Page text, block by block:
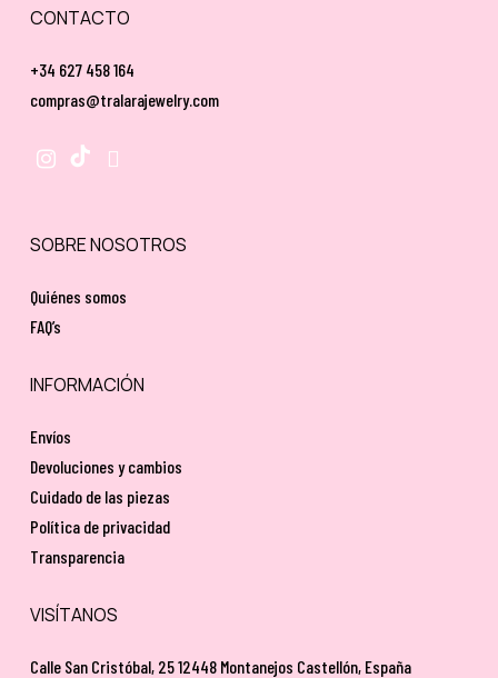
CONTACTO
+34 627 458 164
compras@tralarajewelry.com
SOBRE NOSOTROS
Quiénes somos
FAQ’s
INFORMACIÓN
Envíos
Devoluciones y cambios
Cuidado de las piezas
Política de privacidad
Transparencia
VISÍTANOS
Calle San Cristóbal, 25 12448 Montanejos Castellón, España